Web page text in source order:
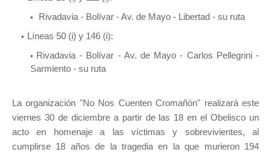
Rivadavia - Bolívar - Av. de Mayo - Libertad - su ruta
Líneas 50 (i) y 146 (i):
Rivadavia - Bolívar - Av. de Mayo - Carlos Pellegrini -
Sarmiento - su ruta
La organización "No Nos Cuenten Cromañón" realizará este
viernes 30 de diciembre a partir de las 18 en el Obelisco un
acto en homenaje a las víctimas y sobrevivientes, al
cumplirse 18 años de la tragedia en la que murieron 194